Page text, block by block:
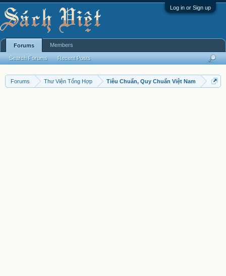
Log in or Sign up
Forums Thư Viện Tổng Hợp Tiêu Chuẩn, Quy Chuẩn Việt Nam
Forums
Search Forums Recent Posts
Members